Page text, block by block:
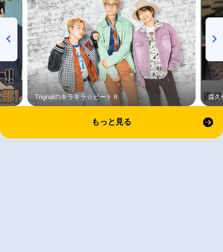
Trignalのキラキラ☆ビートＲ 森久
もっと見る